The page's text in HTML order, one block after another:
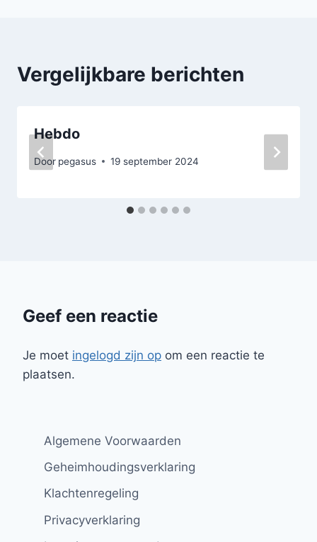
Vergelijkbare berichten
Hebdo
Door pegasus 19 september 2024
Geef een reactie
Je moet ingelogd zijn op om een reactie te
plaatsen.
Algemene Voorwaarden
Geheimhoudingsverklaring
Klachtenregeling
Privacyverklaring